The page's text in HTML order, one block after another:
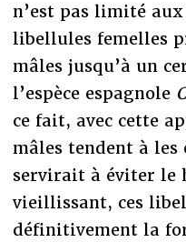
n’est pas limité
libellules femelles
mâles jusqu’à un
l’espèce espagnole
ce fait, avec cette
mâles tendent à les
servirait à éviter le
vieillissant, ces
définitivement la